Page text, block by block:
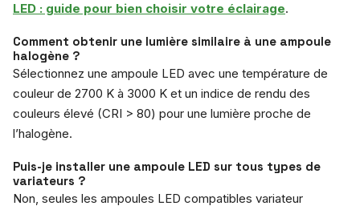
LED : guide pour bien choisir votre éclairage.
Comment obtenir une lumière similaire à une ampoule
halogène ?
Sélectionnez une ampoule LED avec une température de
couleur de 2700 K à 3000 K et un indice de rendu des
couleurs élevé (CRI > 80) pour une lumière proche de
l’halogène.
Puis-je installer une ampoule LED sur tous types de
variateurs ?
Non, seules les ampoules LED compatibles variateur